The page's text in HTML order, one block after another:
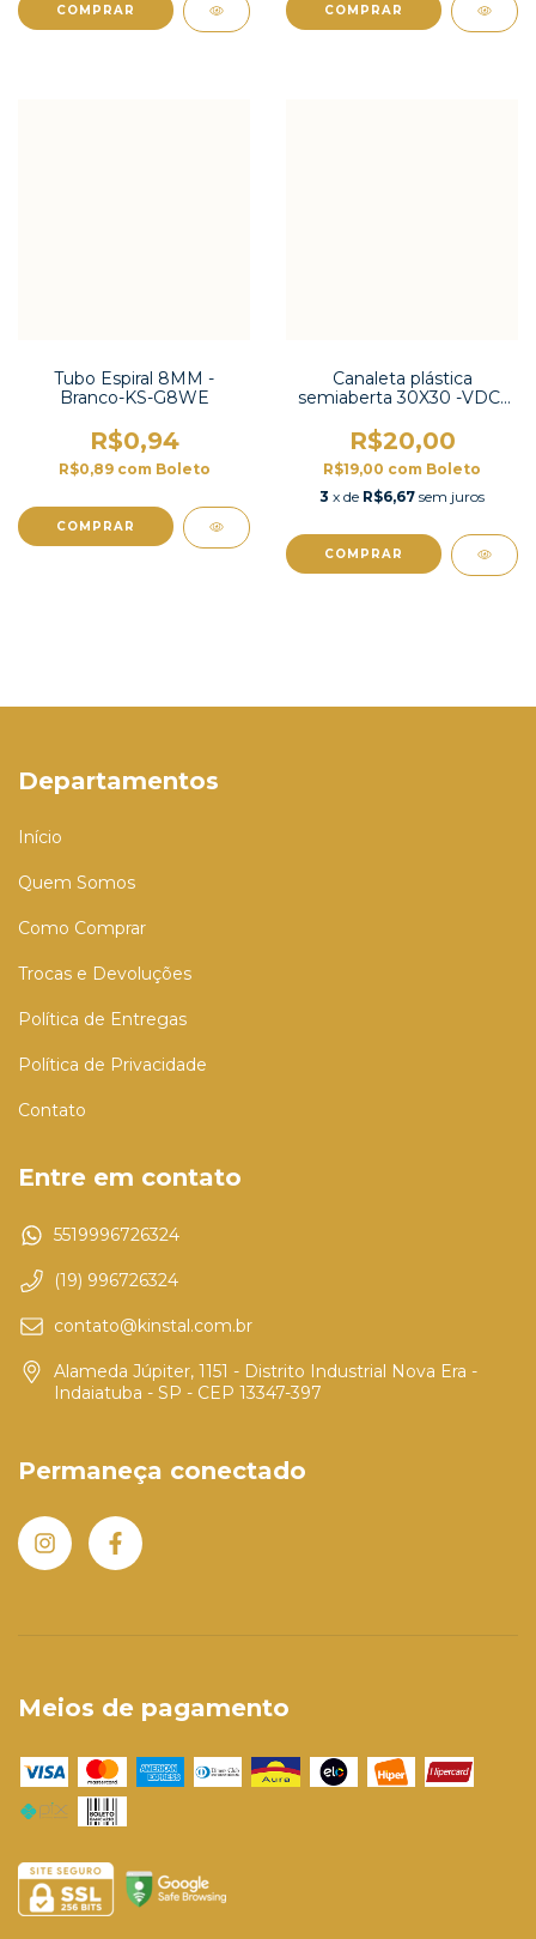
COMPRAR COMPRAR
Tubo Espiral 8MM -
Branco-KS-G8WE
R$0,94
R$0,89 com Boleto
COMPRAR
Canaleta plástica
semiaberta 30X30 -VDC-
R$20,00
R$19,00 com Boleto
3 x de R$6,67 sem juros
COMPRAR
Departamentos
Início
Quem Somos
Como Comprar
Trocas e Devoluções
Política de Entregas
Política de Privacidade
Contato
Entre em contato
5519996726324
(19) 996726324
contato@kinstal.com.br
Alameda Júpiter, 1151 - Distrito Industrial Nova Era -
Indaiatuba - SP - CEP 13347-397
Permaneça conectado
Meios de pagamento